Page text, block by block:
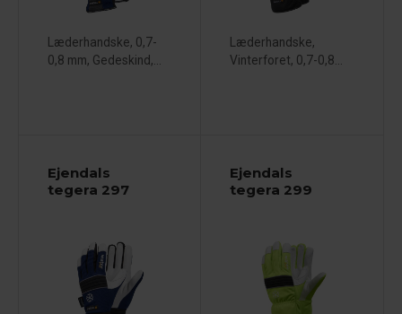
Læderhandske, 0,7-
0,8 mm, Gedeskind,...
Læderhandske,
Vinterforet, 0,7-0,8...
Ejendals
tegera 297
Ejendals
tegera 299